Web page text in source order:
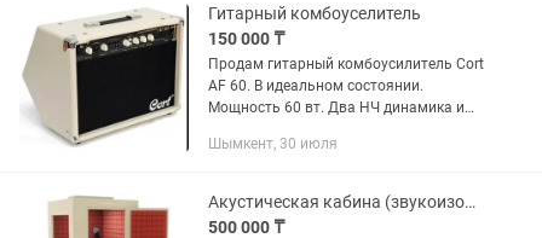
Гитарный комбоуселитель
150 000 ₸
Продам гитарный комбоусилитель Cort
AF 60. В идеальном состоянии.
Мощность 60 вт. Два НЧ динамика и
инструментов, либо один для
инструмент...
Шымкент, 30 июля
Акустическая кабина (звукоизоляционная) для записи вокала, муз инструментов
500 000 ₸